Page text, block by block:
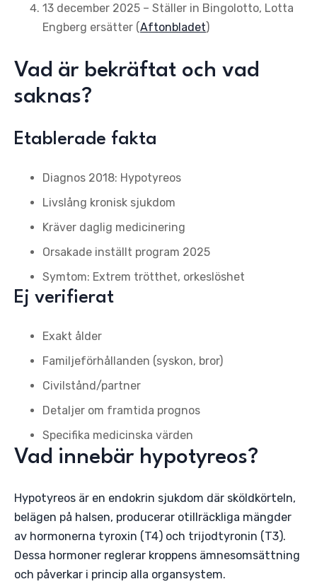
13 december 2025 – Ställer in Bingolotto, Lotta
Engberg ersätter (Aftonbladet)
Vad är bekräftat och vad
saknas?
Etablerade fakta
Diagnos 2018: Hypotyreos
Livslång kronisk sjukdom
Kräver daglig medicinering
Orsakade inställt program 2025
Symtom: Extrem trötthet, orkeslöshet
Ej verifierat
Exakt ålder
Familjeförhållanden (syskon, bror)
Civilstånd/partner
Detaljer om framtida prognos
Specifika medicinska värden
Vad innebär hypotyreos?
Hypotyreos är en endokrin sjukdom där sköldkörteln,
belägen på halsen, producerar otillräckliga mängder
av hormonerna tyroxin (T4) och trijodtyronin (T3).
Dessa hormoner reglerar kroppens ämnesomsättning
och påverkar i princip alla organsystem.